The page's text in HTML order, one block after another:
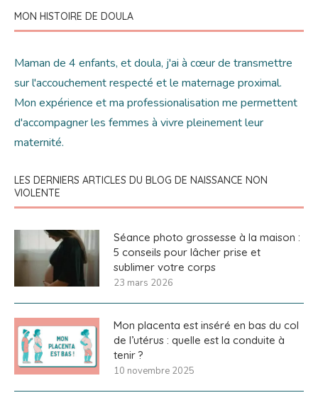
MON HISTOIRE DE DOULA
Maman de 4 enfants, et doula, j'ai à cœur de transmettre
sur l'accouchement respecté et le maternage proximal.
Mon expérience et ma professionalisation me permettent
d'accompagner les femmes à vivre pleinement leur
maternité.
LES DERNIERS ARTICLES DU BLOG DE NAISSANCE NON
VIOLENTE
Séance photo grossesse à la maison :
5 conseils pour lâcher prise et
sublimer votre corps
23 mars 2026
Mon placenta est inséré en bas du col
de l’utérus : quelle est la conduite à
tenir ?
10 novembre 2025